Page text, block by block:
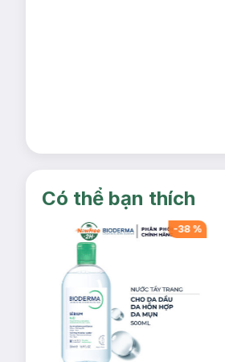
Có thể bạn thích
-38%